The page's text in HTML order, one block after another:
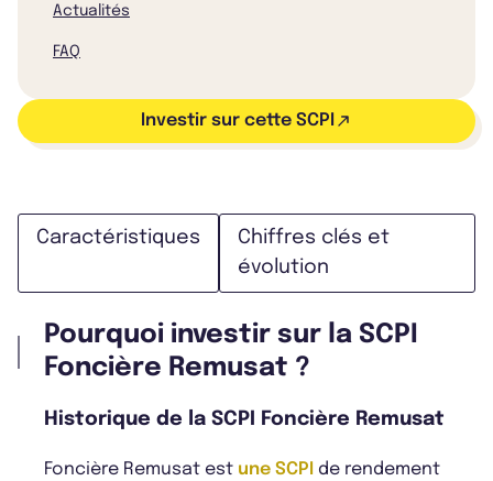
Actualités
FAQ
Investir sur cette SCPI
Caractéristiques
Chiffres clés et
évolution
Pourquoi investir sur la SCPI
Foncière Remusat ?
Historique de la SCPI Foncière Remusat
Foncière Remusat est une SCPI de rendement